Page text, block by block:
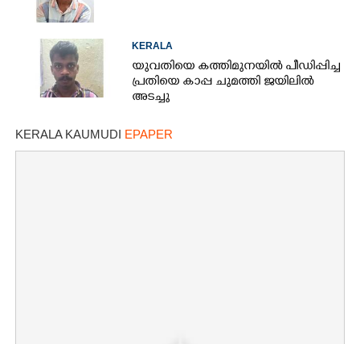
KERALA
യുവതിയെ കത്തിമുനയിൽ പീഡിപ്പിച്ച
പ്രതിയെ കാപ്പ ചുമത്തി ജയിലിൽ
അടച്ചു
KERALA KAUMUDI EPAPER